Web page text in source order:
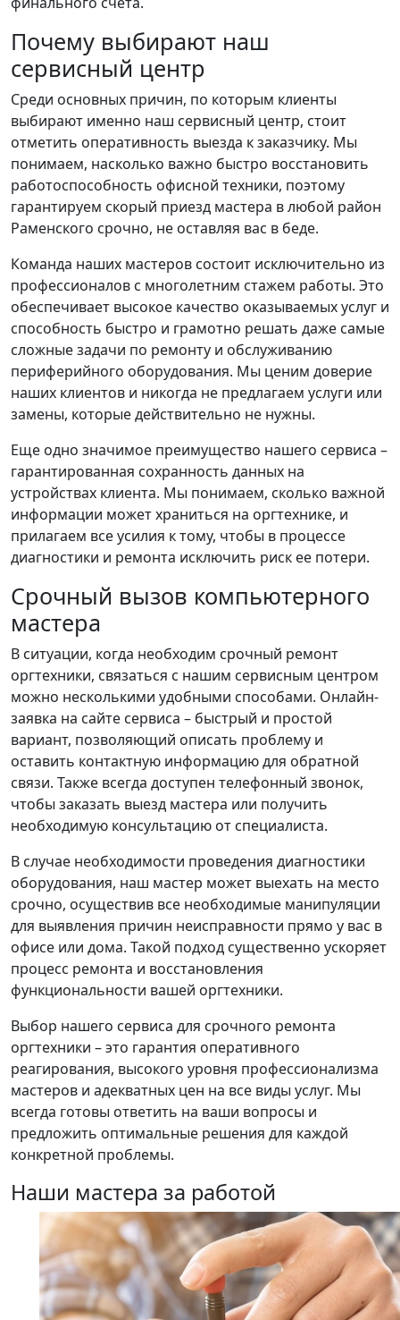
Почему выбирают наш
сервисный центр
Среди основных причин, по которым клиенты
выбирают именно наш сервисный центр, стоит
отметить оперативность выезда к заказчику. Мы
понимаем, насколько важно быстро восстановить
работоспособность офисной техники, поэтому
гарантируем скорый приезд мастера в любой район
Раменского срочно, не оставляя вас в беде.
Команда наших мастеров состоит исключительно из
профессионалов с многолетним стажем работы. Это
обеспечивает высокое качество оказываемых услуг и
способность быстро и грамотно решать даже самые
сложные задачи по ремонту и обслуживанию
периферийного оборудования. Мы ценим доверие
наших клиентов и никогда не предлагаем услуги или
замены, которые действительно не нужны.
Еще одно значимое преимущество нашего сервиса –
гарантированная сохранность данных на
устройствах клиента. Мы понимаем, сколько важной
информации может храниться на оргтехнике, и
прилагаем все усилия к тому, чтобы в процессе
диагностики и ремонта исключить риск ее потери.
Срочный вызов компьютерного
мастера
В ситуации, когда необходим срочный ремонт
оргтехники, связаться с нашим сервисным центром
можно несколькими удобными способами. Онлайн-
заявка на сайте сервиса – быстрый и простой
вариант, позволяющий описать проблему и
оставить контактную информацию для обратной
связи. Также всегда доступен телефонный звонок,
чтобы заказать выезд мастера или получить
необходимую консультацию от специалиста.
В случае необходимости проведения диагностики
оборудования, наш мастер может выехать на место
срочно, осуществив все необходимые манипуляции
для выявления причин неисправности прямо у вас в
офисе или дома. Такой подход существенно ускоряет
процесс ремонта и восстановления
функциональности вашей оргтехники.
Выбор нашего сервиса для срочного ремонта
оргтехники – это гарантия оперативного
реагирования, высокого уровня профессионализма
мастеров и адекватных цен на все виды услуг. Мы
всегда готовы ответить на ваши вопросы и
предложить оптимальные решения для каждой
конкретной проблемы.
Наши мастера за работой